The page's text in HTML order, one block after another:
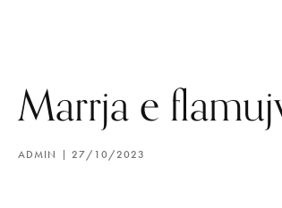
Marrja e
ADMIN 27/10/2023